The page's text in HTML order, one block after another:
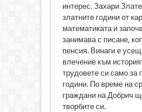
интерес. Захари
златните години от
математиката и
занимава с писане,
пенсия. Винаги е
влечение към
трудовете си само за
години. По време на
граждани на Добрич
творбите си.